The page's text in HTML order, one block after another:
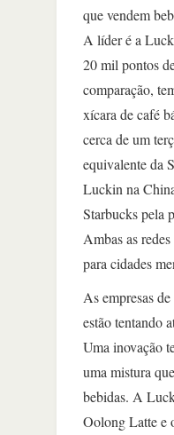
que vendem
A líder é a
20 mil pontos
comparação,
xícara de café
cerca de um
equivalente da
Luckin na
Starbucks pela
Ambas as
para cidades
As empresas
estão tentando
Uma inovação
uma mistura
bebidas. A
Oolong Latte e